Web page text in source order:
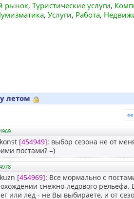
рынок, Туристические услуги,
, Услуги, Работа,
летом
««
[454949]: выбор сезона не от
постами? =)
[454969]: Все мормально с
снежно-ледового
или лед - не Вы выбираете, и от